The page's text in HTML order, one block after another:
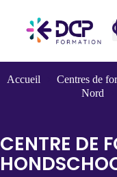
Accueil Centres de
Nord
CENTRE DE